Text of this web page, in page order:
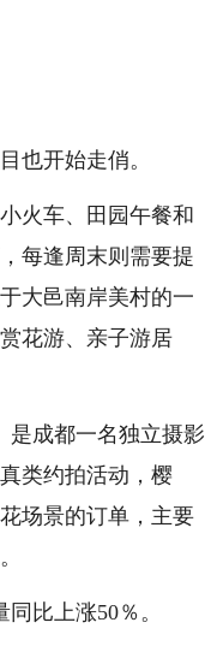
也开始走俏。
火车、田园午餐和
每逢周末则需要提
大邑南岸美村的一
花游、亲子游居
是成都一名独立摄影
类约拍活动，樱
场景的订单，主要
比上涨50％。